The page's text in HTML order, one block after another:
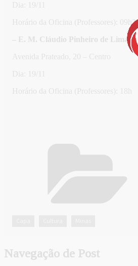
Dia: 19/11
Horário da Oficina (Professores): 09h30
– E. M. Cláudio Pinheiro de Lima
Avenida Prateado, 20 – Centro
Dia: 19/11
Horário da Oficina (Professores): 18h
Navegação de Post